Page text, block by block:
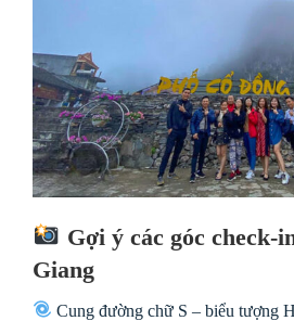
Gợi ý các góc check-
Giang
Cung đường chữ S – biểu tượng